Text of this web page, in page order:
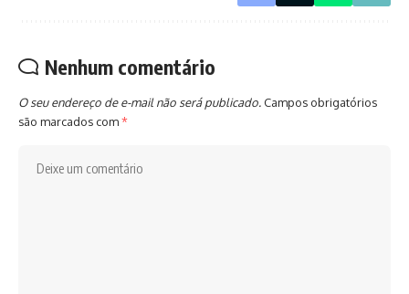
Nenhum comentário
O seu endereço de e-mail não será publicado. Campos obrigatórios
são marcados com*